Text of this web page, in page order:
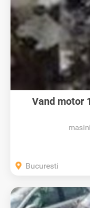
Vand motor
Bucuresti